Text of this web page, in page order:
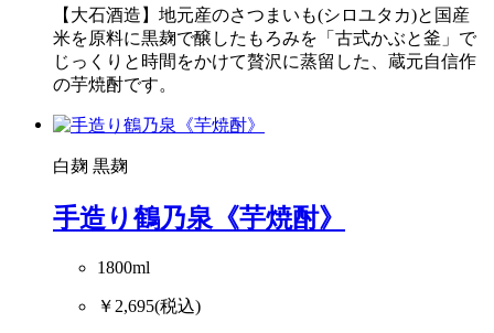
【大石酒造】地元産のさつまいも(シロユタカ)と国産
米を原料に黒麹で醸したもろみを「古式かぶと釜」で
じっくりと時間をかけて贅沢に蒸留した、蔵元自信作
の芋焼酎です。
白麹 黒麹
手造り鶴乃泉《芋焼酎》
1800ml
￥2,695(税込)